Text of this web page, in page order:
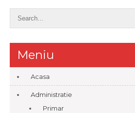
Meniu
Acasa
Administratie
Primar